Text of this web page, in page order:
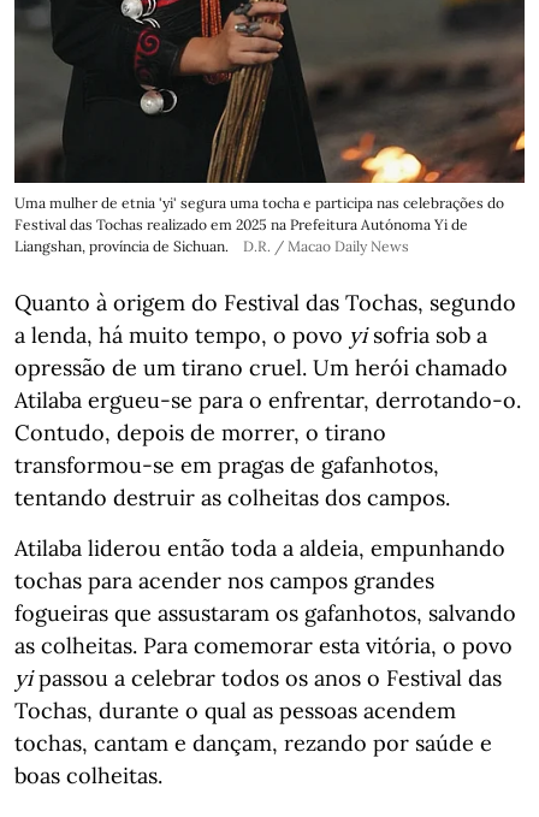
Uma mulher de etnia 'yi' segura uma tocha e participa nas celebrações do
Festival das Tochas realizado em 2025 na Prefeitura Autónoma Yi de
Liangshan, província de Sichuan.
D.R. / Macao Daily News
Quanto à origem do Festival das Tochas, segundo
a lenda, há muito tempo, o povo yisofria sob a
opressão de um tirano cruel. Um herói chamado
Atilaba ergueu-se para o enfrentar, derrotando-o.
Contudo, depois de morrer, o tirano
transformou-se em pragas de gafanhotos,
tentando destruir as colheitas dos campos.
Atilaba liderou então toda a aldeia, empunhando
tochas para acender nos campos grandes
fogueiras que assustaram os gafanhotos, salvando
as colheitas. Para comemorar esta vitória, o povo
yipassou a celebrar todos os anos o Festival das
Tochas, durante o qual as pessoas acendem
tochas, cantam e dançam, rezando por saúde e
boas colheitas.